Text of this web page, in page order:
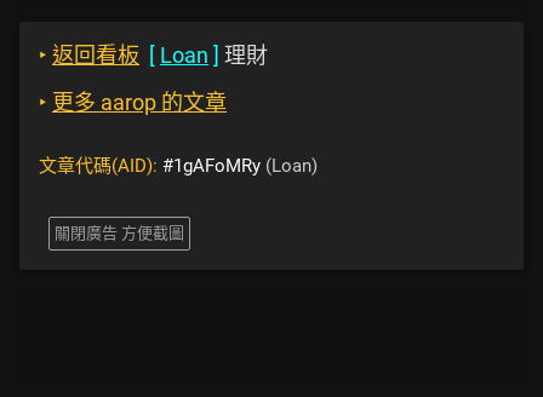
‣ 返回看板 [ Loan ] 理財
‣ 更多 aarop 的文章
文章代碼(AID): #1gAFoMRy (Loan)
關閉廣告 方便截圖